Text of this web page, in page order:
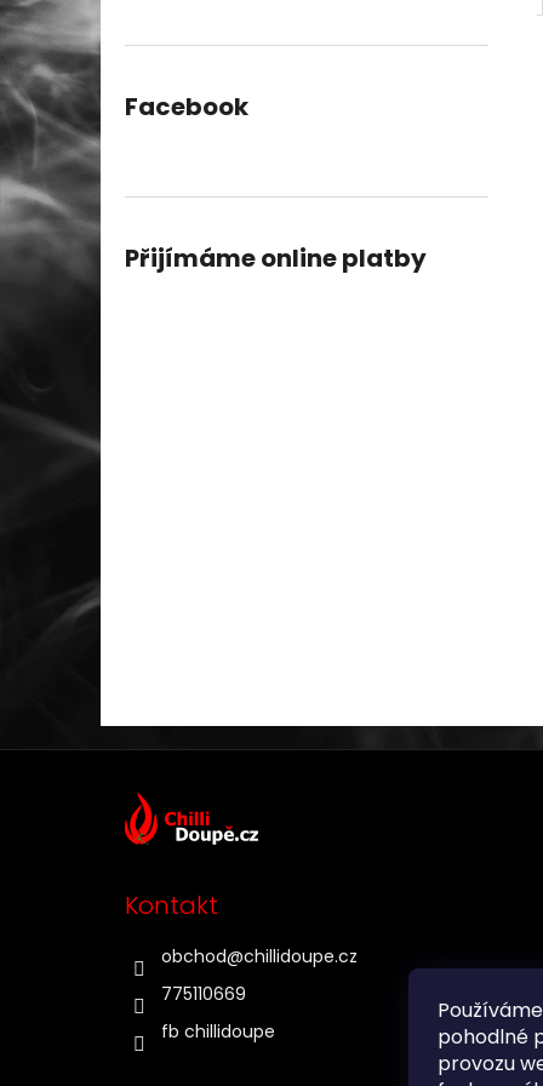
pohodlné
provozu
Facebook
Přijímáme online platby
Z
Kontakt
obchod@chillidoupe.cz
775110669
fb chillidoupe